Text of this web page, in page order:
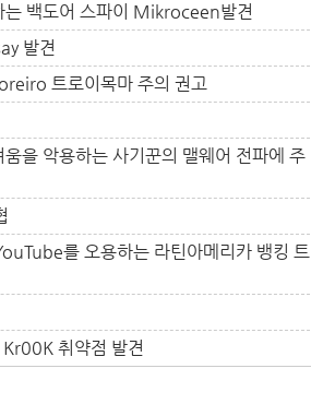
는 백도어 스파이 Mikroceen발견
발견
트로이목마 주의 권고
을 악용하는 사기꾼의 맬웨어 전파에 주
를 오용하는 라틴아메리카 뱅킹 트
취약점 발견